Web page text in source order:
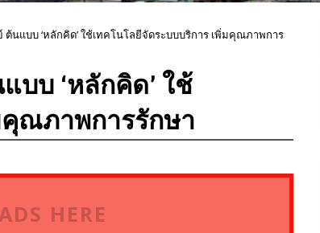
ต้นแบบ ‘หลักคิด’ ใช้เทคโนโลยีจัดระบบบริการ เพิ่มคุณภาพการ
บบ ‘หลักคิด’ ใช้
คุณภาพการรักษา
HERE